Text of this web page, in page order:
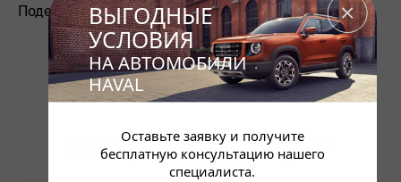
Поделиться:
БАСҚА ЖАҢАЛЫҚТАР
ВЫГОДНЫЕ
УСЛОВИЯ
НА АВТОМОБИЛИ
HAVAL
Оставьте заявку и получите
бесплатную консультацию нашего
специалиста.